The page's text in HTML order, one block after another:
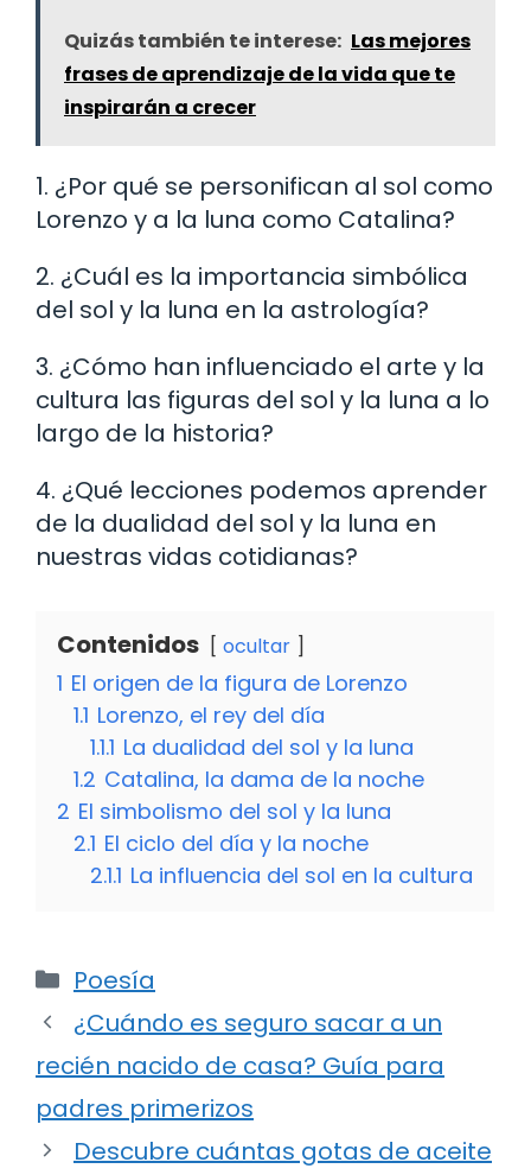
Quizás también te interese: Las mejores
frases de aprendizaje de la vida que te
inspirarán a crecer
1. ¿Por qué se personifican al sol como
Lorenzo y a la luna como Catalina?
2. ¿Cuál es la importancia simbólica
del sol y la luna en la astrología?
3. ¿Cómo han influenciado el arte y la
cultura las figuras del sol y la luna a lo
largo de la historia?
4. ¿Qué lecciones podemos aprender
de la dualidad del sol y la luna en
nuestras vidas cotidianas?
Contenidos ocultar
1 El origen de la figura de Lorenzo
1.1 Lorenzo, el rey del día
1.1.1 La dualidad del sol y la luna
1.2 Catalina, la dama de la noche
2 El simbolismo del sol y la luna
2.1 El ciclo del día y la noche
2.1.1 La influencia del sol en la cultura
Categorías
Poesía
¿Cuándo es seguro sacar a un
recién nacido de casa? Guía para
padres primerizos
Descubre cuántas gotas de aceite